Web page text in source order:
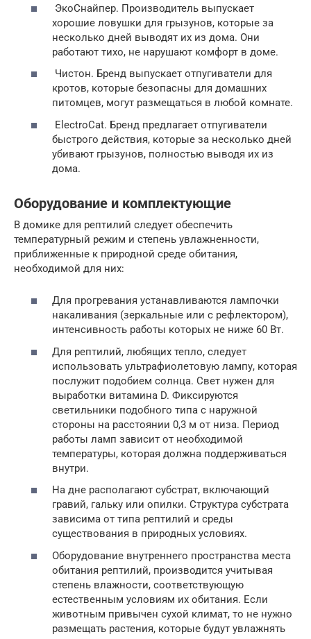
ЭкоСнайпер. Производитель выпускает
хорошие ловушки для грызунов, которые за
несколько дней выводят их из дома. Они
работают тихо, не нарушают комфорт в доме.
Чистон. Бренд выпускает отпугиватели для
кротов, которые безопасны для домашних
питомцев, могут размещаться в любой комнате.
ElectroCat. Бренд предлагает отпугиватели
быстрого действия, которые за несколько дней
убивают грызунов, полностью выводя их из
дома.
Оборудование и комплектующие
В домике для рептилий следует обеспечить
температурный режим и степень увлажненности,
приближенные к природной среде обитания,
необходимой для них:
Для прогревания устанавливаются лампочки
накаливания (зеркальные или с рефлектором),
интенсивность работы которых не ниже 60 Вт.
Для рептилий, любящих тепло, следует
использовать ультрафиолетовую лампу, которая
послужит подобием солнца. Свет нужен для
выработки витамина D. Фиксируются
светильники подобного типа с наружной
стороны на расстоянии 0,3 м от низа. Период
работы ламп зависит от необходимой
температуры, которая должна поддерживаться
внутри.
На дне располагают субстрат, включающий
гравий, гальку или опилки. Структура субстрата
зависима от типа рептилий и среды
существования в природных условиях.
Оборудование внутреннего пространства места
обитания рептилий, производится учитывая
степень влажности, соответствующую
естественным условиям их обитания. Если
животным привычен сухой климат, то не нужно
размещать растения, которые будут увлажнять